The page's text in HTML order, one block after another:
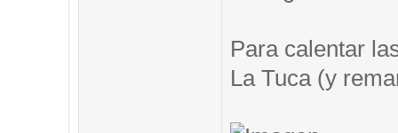
Para calentar
La Tuca (y